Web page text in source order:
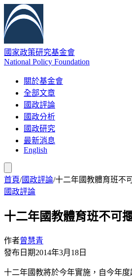
國家政策研究基金會
National Policy Foundation
關於基金會
全部文章
國政評論
國政分析
國政研究
最新消息
English
首頁/國政評論/十二年國教體育班不
國政評論
十二年國教體育班不可
作者曾慧青
發布日期2014年3月18日
十二年國教將於今年實施，自今年